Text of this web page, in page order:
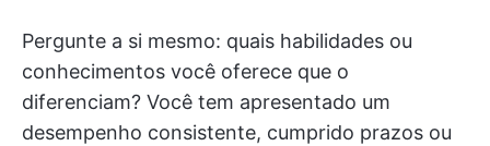
Pergunte a si mesmo: quais habilidades ou
conhecimentos você oferece que o
diferenciam? Você tem apresentado um
desempenho consistente, cumprido prazos ou